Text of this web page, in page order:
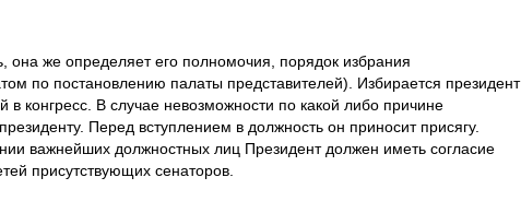
она же определяет его полномочия, порядок избрания
по постановлению палаты представителей). Избирается президент
конгресс. В случае невозможности по какой либо причине
Перед вступлением в должность он приносит присягу.
важнейших должностных лиц Президент должен иметь согласие
присутствующих сенаторов.